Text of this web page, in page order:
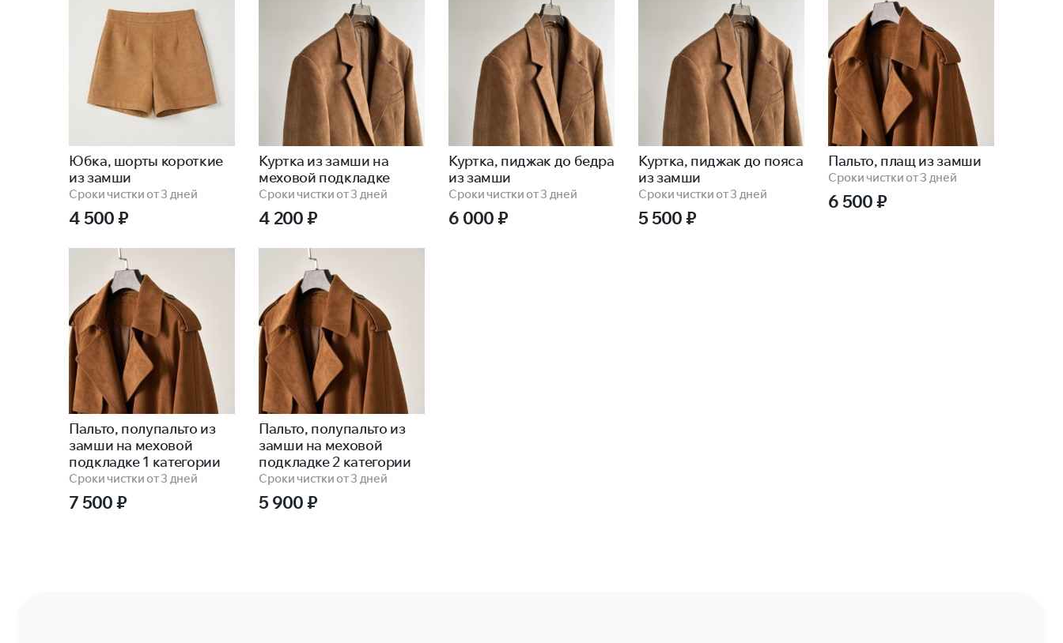
Юбка, шорты короткие
из замши
Сроки чистки от 3 дней
4 500₽
Куртка из замши на
меховой подкладке
Сроки чистки от 3 дней
4 200₽
Куртка, пиджак до бедра
из замши
Сроки чистки от 3 дней
6 000₽
Куртка, пиджак до пояса
из замши
Сроки чистки от 3 дней
5 500₽
Пальто, плащ из замши
Сроки чистки от 3 дней
6 500₽
Пальто, полупальто из
замши на меховой
подкладке 1 категории
Сроки чистки от 3 дней
7 500₽
Пальто, полупальто из
замши на меховой
подкладке 2 категории
Сроки чистки от 3 дней
5 900₽